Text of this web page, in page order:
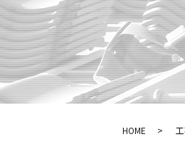
HOME